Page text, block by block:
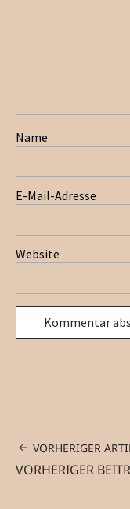
Name
E-Mail-Adresse
Website
VORHERIGER
VORHERIGER